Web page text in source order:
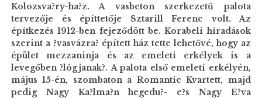
Kolozsva?ry-ha?z. A vasbeton szerkezetű palota
tervezője és építtetője Sztarill Ferenc volt. Az
építkezés 1912-ben fejeződött be. Korabeli híradások
szerint a ?vasvázra? épített ház tette lehetővé, hogy az
épület mezzaninja és az emeleti erkélyek is a
levegőben ?lógjanak?. A palota első emeleti erkélyén,
május 15-én, szombaton a Romantic Kvartett, majd
pedig Nagy Ka?lma?n hegedu?- e?s Nagy E?va